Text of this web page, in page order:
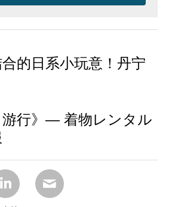
的日系小玩意！丹宁
游行》— 着物レンタル